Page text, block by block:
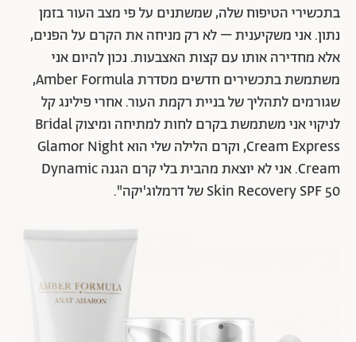
בתכשירי הטיפוח שלה, שמשתנים על פי מצב העור בזמן
נתון. אני משקיענית – לא רק מניחה את הקרם על הפנים,
אלא מחדירה אותו עם קצות האצבעות. נכון להיום אני
משתמשת בתכשירים חדשים מסדרת Amber Formula,
שגורמים לתהליך של בניית רקמת העור. אחרי פילינג קל
לניקוי אני משתמשת בקרם לחות למתיחה ומיצוק Bridal
Cream Express, וקרם הלילה שלי הוא Glamor Night
Cream. אני לא יוצאת מהבית בלי קרם הגנה Dynamic
Skin Recovery SPF 50 של דרמלוג'יקה".